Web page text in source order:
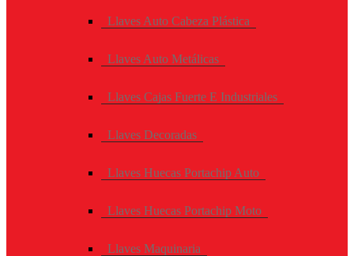
Llaves Auto Cabeza Plástica
Llaves Auto Metálicas
Llaves Cajas Fuerte E Industriales
Llaves Decoradas
Llaves Huecas Portachip Auto
Llaves Huecas Portachip Moto
Llaves Maquinaria